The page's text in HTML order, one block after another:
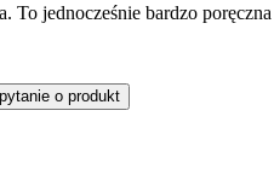
jednocześnie bardzo
o produkt